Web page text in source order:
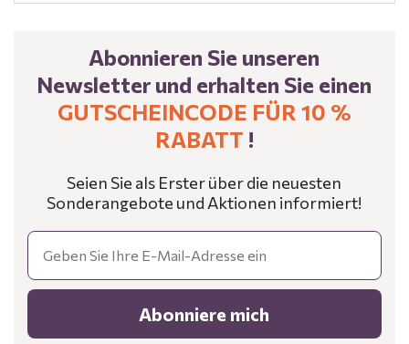
Abonnieren Sie unseren
Newsletter und erhalten Sie einen
GUTSCHEINCODE FÜR 10 %
RABATT !
Seien Sie als Erster über die neuesten
Sonderangebote und Aktionen informiert!
Email
Abonniere mich